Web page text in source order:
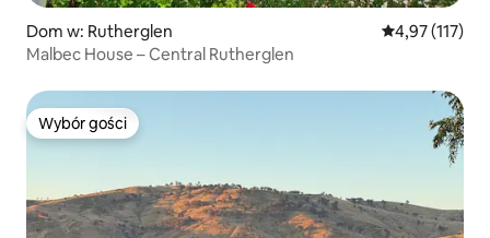
Dom w: Rutherglen Średnia
4,97 (117)
Malbec House – Central Rutherglen
Wybór gości
Wybór gości